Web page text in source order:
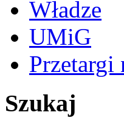
Władze
UMiG
Przetargi
Szukaj